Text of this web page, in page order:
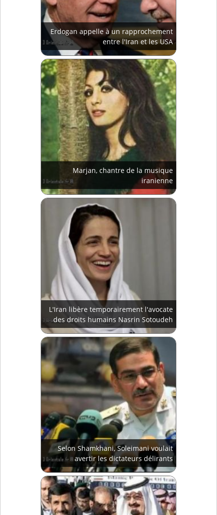
Erdogan appelle à un rapprochement
entre l'Iran et les USA
Marjan, chantre de la musique
iranienne
L'Iran libère temporairement l'avocate
des droits humains Nasrin Sotoudeh
Selon Shamkhani, Soleimani voulait
avertir les dictateurs délirants